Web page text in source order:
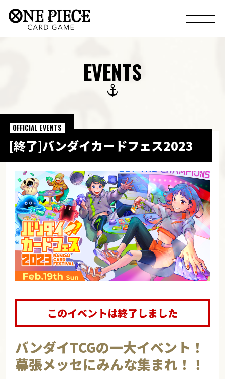
EVENTS
[終了]バンダイカードフェス2023
OFFICIAL EVENTS
このイベントは終了しました
バンダイTCGの一大イベント！
幕張メッセにみんな集まれ！！